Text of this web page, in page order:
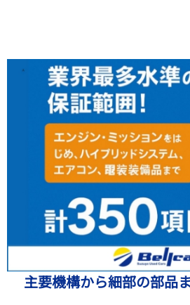
主要機構から細部の部品